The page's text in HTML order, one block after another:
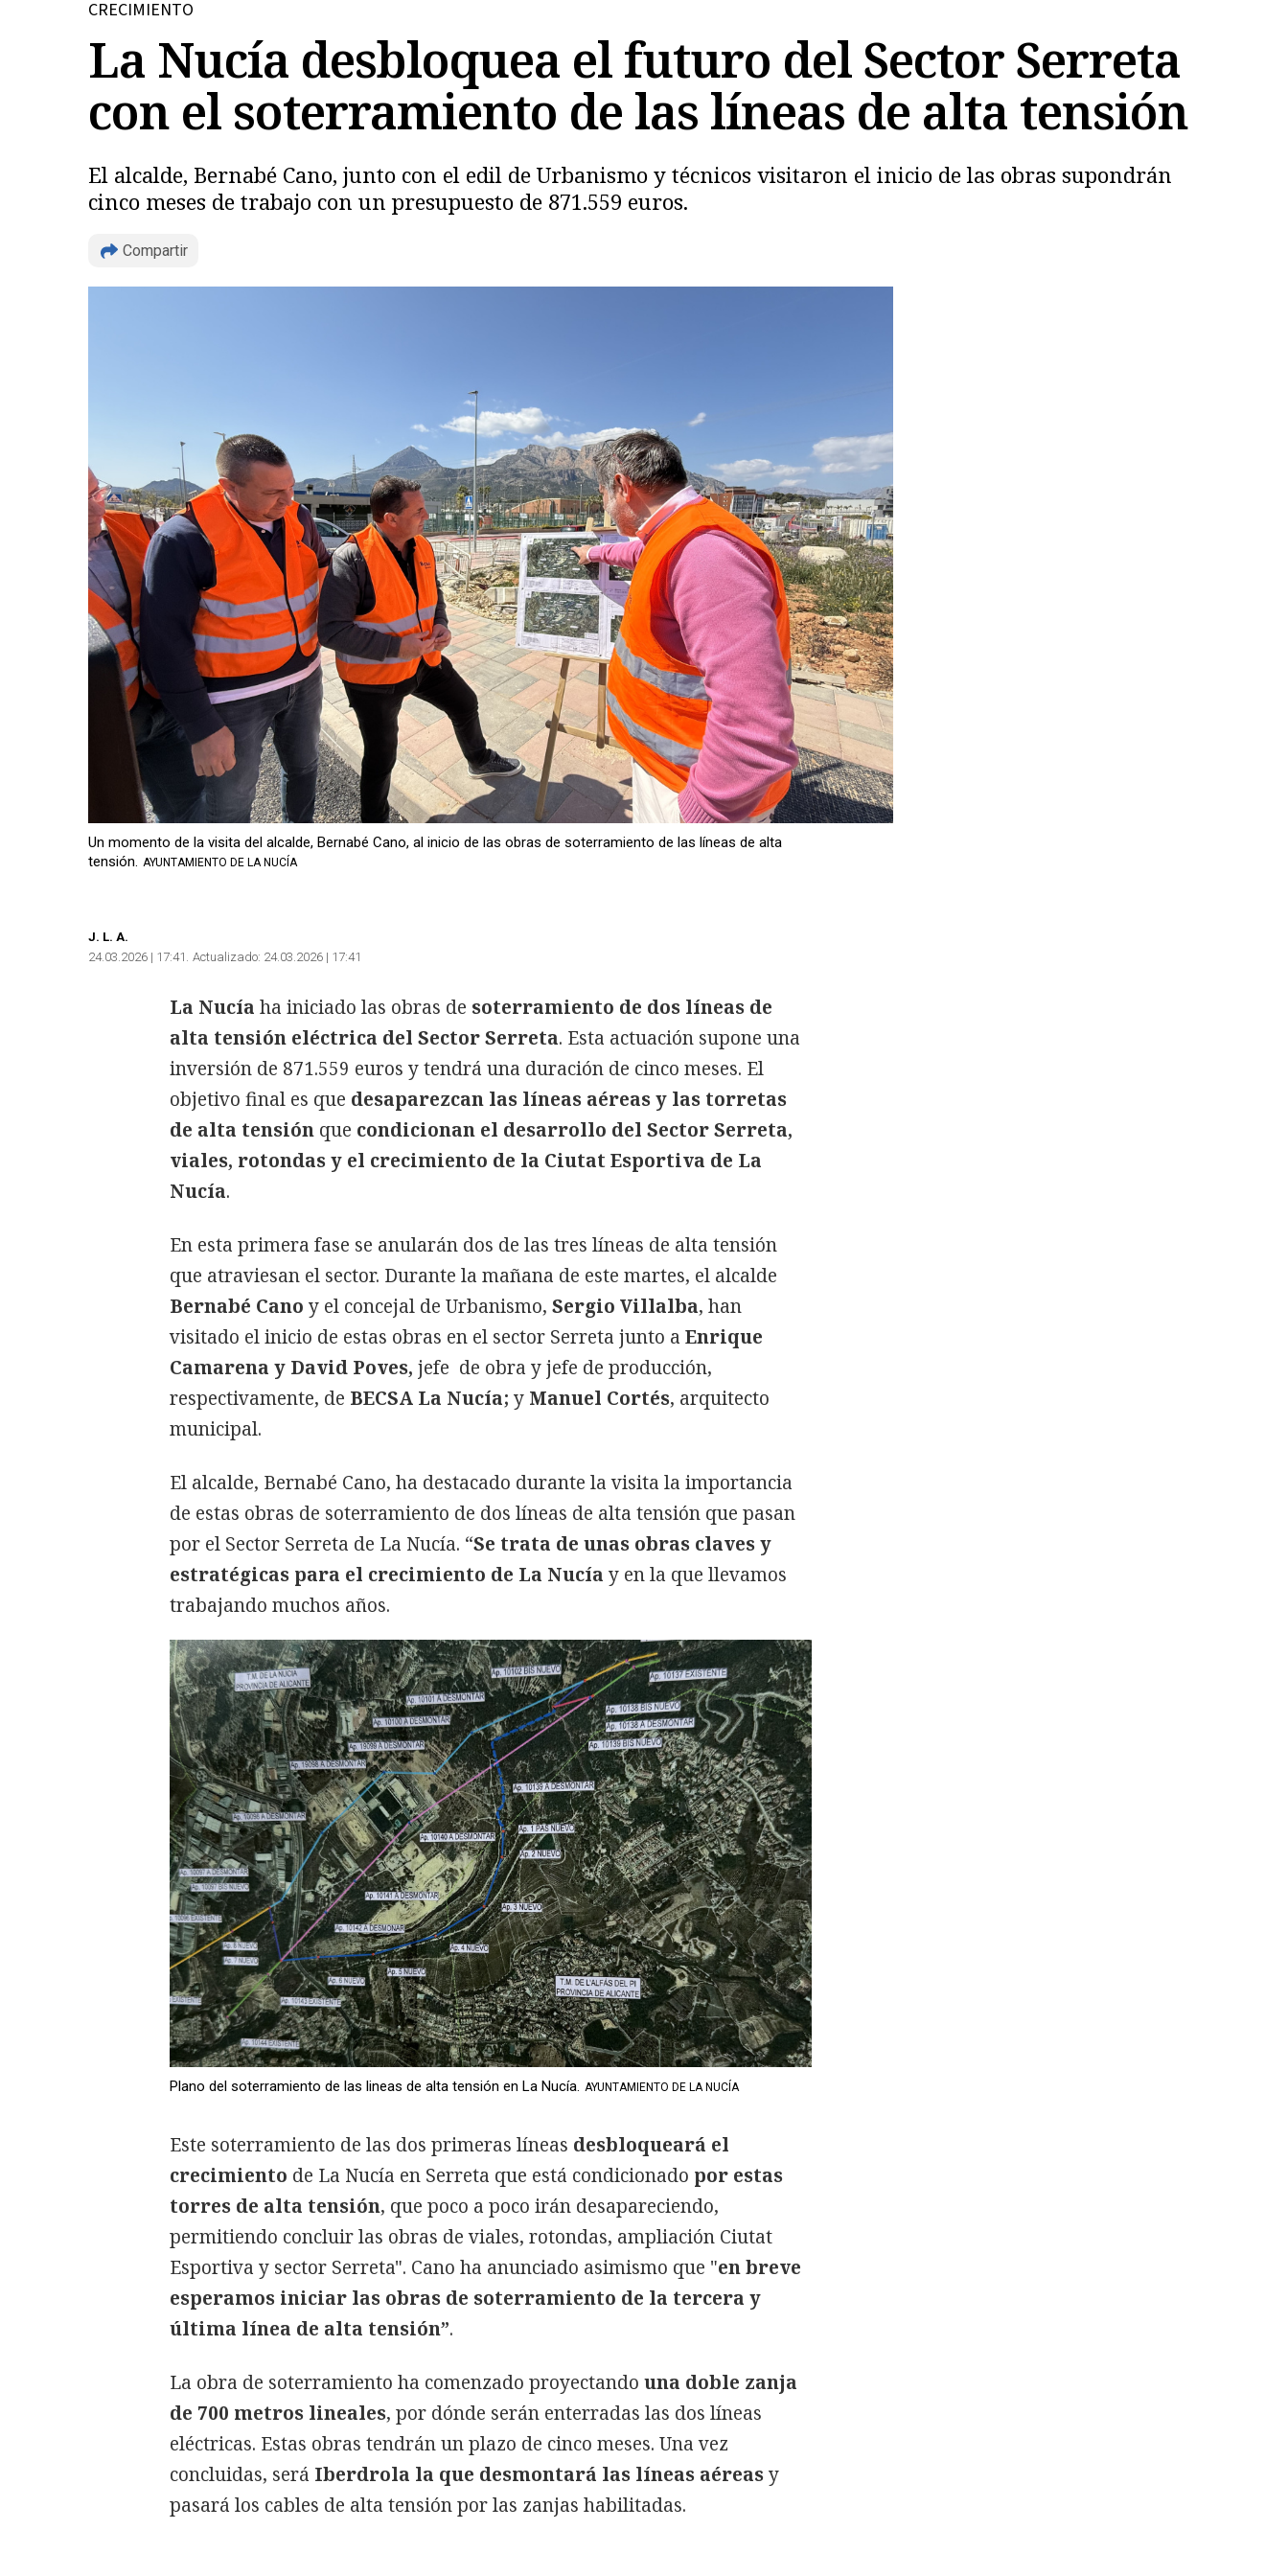
CRECIMIENTO
La Nucía desbloquea el futuro del Sector Serreta
con el soterramiento de las líneas de alta tensión
El alcalde, Bernabé Cano, junto con el edil de Urbanismo y técnicos visitaron el inicio de las obras supondrán
cinco meses de trabajo con un presupuesto de 871.559 euros.
Compartir
Copiar
Un momento de la visita del alcalde, Bernabé Cano, al inicio de las obras de soterramiento de las líneas de alta
tensión. AYUNTAMIENTO DE LA NUCÍA
J. L. A.
24.03.2026 | 17:41 Actualizado: 24.03.2026 | 17:41
La Nucía ha iniciado las obras de soterramiento de dos líneas de
alta tensión eléctrica del Sector Serreta. Esta actuación supone una
inversión de 871.559 euros y tendrá una duración de cinco meses. El
objetivo final es que desaparezcan las líneas aéreas y las torretas
de alta tensión que condicionan el desarrollo del Sector Serreta,
viales, rotondas y el crecimiento de la Ciutat Esportiva de La
Nucía.
En esta primera fase se anularán dos de las tres líneas de alta tensión
que atraviesan el sector. Durante la mañana de este martes, el alcalde
Bernabé Cano y el concejal de Urbanismo, Sergio Villalba, han
visitado el inicio de estas obras en el sector Serreta junto a Enrique
Camarena y David Poves, jefe de obra y jefe de producción,
respectivamente, de BECSA La Nucía; y Manuel Cortés, arquitecto
municipal.
El alcalde, Bernabé Cano, ha destacado durante la visita la importancia
de estas obras de soterramiento de dos líneas de alta tensión que pasan
por el Sector Serreta de La Nucía. “Se trata de unas obras claves y
estratégicas para el crecimiento de La Nucía y en la que llevamos
trabajando muchos años.
Plano del soterramiento de las lineas de alta tensión en La Nucía. AYUNTAMIENTO DE LA NUCÍA
Este soterramiento de las dos primeras líneas desbloqueará el
crecimiento de La Nucía en Serreta que está condicionado por estas
torres de alta tensión, que poco a poco irán desapareciendo,
permitiendo concluir las obras de viales, rotondas, ampliación Ciutat
Esportiva y sector Serreta". Cano ha anunciado asimismo que "en breve
esperamos iniciar las obras de soterramiento de la tercera y
última línea de alta tensión”.
La obra de soterramiento ha comenzado proyectando una doble zanja
de 700 metros lineales, por dónde serán enterradas las dos líneas
eléctricas. Estas obras tendrán un plazo de cinco meses. Una vez
concluidas, será Iberdrola la que desmontará las líneas aéreasy
pasará los cables de alta tensión por las zanjas habilitadas.